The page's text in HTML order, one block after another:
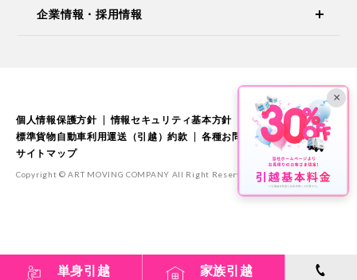
×
単身引越 家族引越
企業情報・採用情報
個人情報保護方針 情報セキュリティ基本方針
標準引越運送約款
標準貨物自動車利用運送（引越）約款
各種お問い合わせ
サイトマップ
Copyright © ART MOVING COMPANY All Right Reserved.